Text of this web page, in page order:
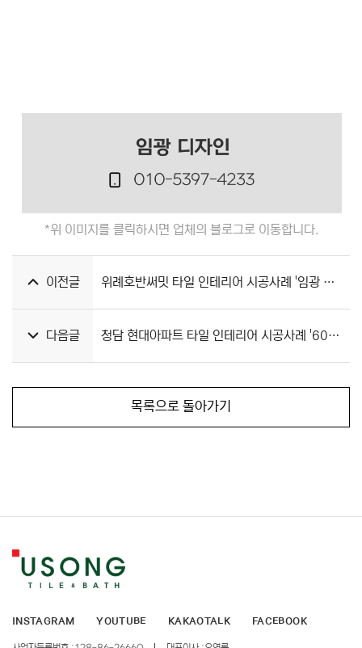
*위 이미지를 클릭하시면 업체의 블로그로 이동합니다.
이전글 위례호반써밋 타일 인테리어 시공사례 '임광 인테리어'
다음글 청담 현대아파트 타일 인테리어 시공사례 '606디자인'
목록으로 돌아가기
INSTAGRAM YOUTUBE KAKAOTALK FACEBOOK